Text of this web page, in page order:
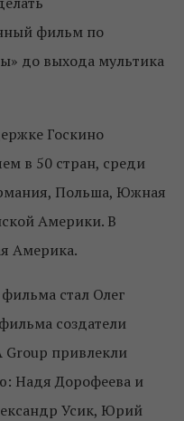
фильм по
до выхода мультика
Госкино
в 50 стран, среди
Польша, Южная
Америки. В
Америка.
стал Олег
создатели
Group привлекли
Надя Дорофеева и
Усик, Юрий